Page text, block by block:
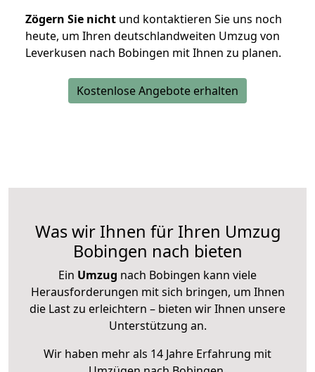
Zögern Sie nicht und kontaktieren Sie uns noch
heute, um Ihren deutschlandweiten Umzug von
Leverkusen nach Bobingen mit Ihnen zu planen.
Kostenlose Angebote erhalten
Was wir Ihnen für Ihren Umzug
Bobingen nach bieten
Ein Umzug nach Bobingen kann viele
Herausforderungen mit sich bringen, um Ihnen
die Last zu erleichtern – bieten wir Ihnen unsere
Unterstützung an.
Wir haben mehr als 14 Jahre Erfahrung mit